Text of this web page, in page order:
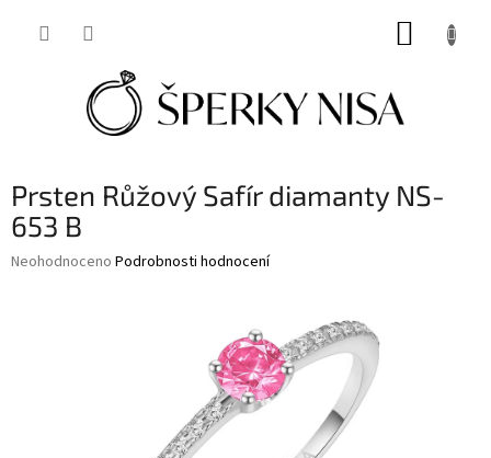
Prsten Růžový Safír diamanty NS-
653 B
Průměrné
Neohodnoceno Podrobnosti hodnocení